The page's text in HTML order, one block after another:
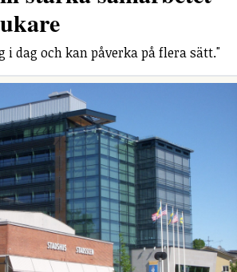
i dag och kan påverka på flera sätt."